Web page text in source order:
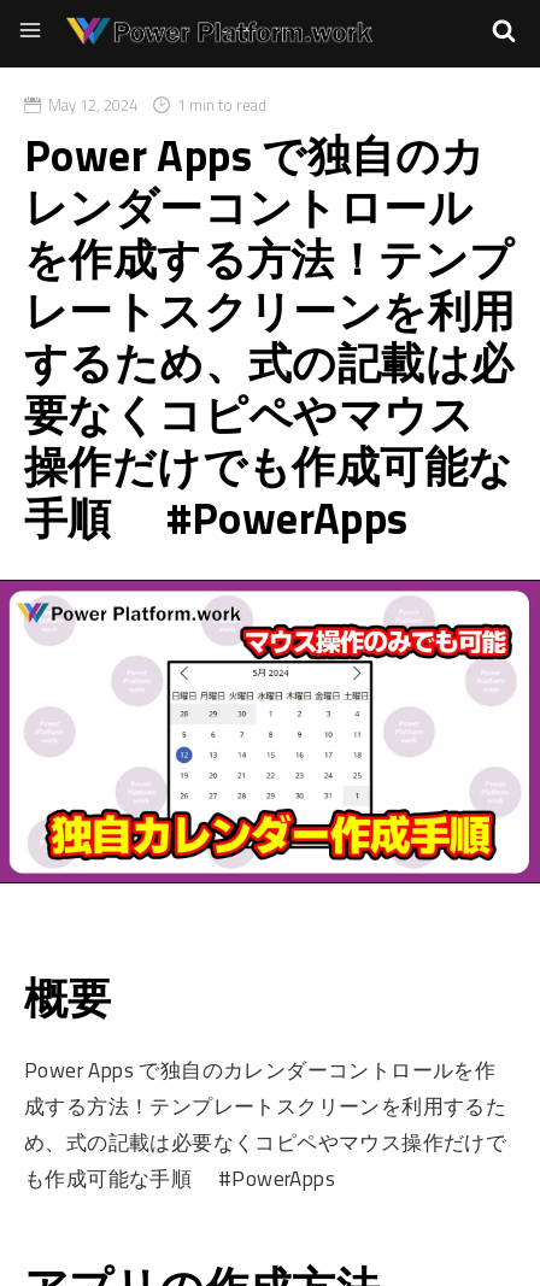
May 12, 2024 1 min to read
Power Apps で独自のカ
レンダーコントロール
を作成する方法！テンプ
レートスクリーンを利用
するため、式の記載は必
要なくコピペやマウス
操作だけでも作成可能な
手順 #PowerApps
概要
Power Apps で独自のカレンダーコントロールを作
成する方法！テンプレートスクリーンを利用するた
め、式の記載は必要なくコピペやマウス操作だけで
も作成可能な手順 #PowerApps